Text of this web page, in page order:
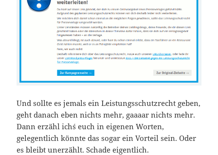
Und sollte es jemals ein Leistungsschutzrecht geben,
geht danach eben nichts mehr, gaaaar nichts mehr.
Dann erzähl ich´s euch in eigenen Worten,
gelegentlich könnte das sogar ein Vorteil sein. Oder
es bleibt unerzählt. Schade eigentlich.